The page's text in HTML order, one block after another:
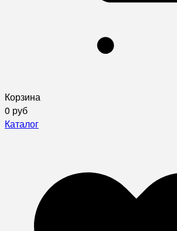
Корзина
0 руб
Каталог